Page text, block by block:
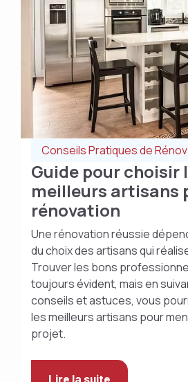
Conseils Pratiques de
Guide pour choisir
meilleurs artisans
rénovation
Une rénovation réussie
du choix des artisans qui
Trouver les bons
toujours évident, mais en
conseils et astuces, vous
les meilleurs artisans pour
projet.
Lire la suite